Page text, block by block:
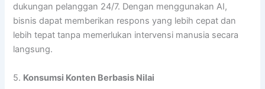
dukungan pelanggan 24/7. Dengan menggunakan AI,
bisnis dapat memberikan respons yang lebih cepat dan
lebih tepat tanpa memerlukan intervensi manusia secara
langsung.
5. Konsumsi Konten Berbasis Nilai